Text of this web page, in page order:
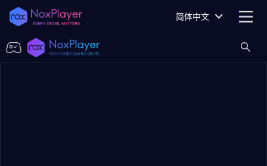
简体中文